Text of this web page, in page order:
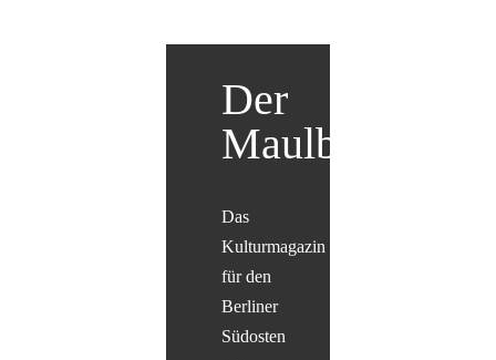
Der
Maulbär
Das
Kulturmagazin
für den
Berliner
Südosten